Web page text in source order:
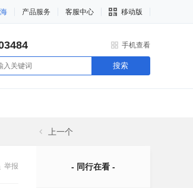
产品服务 客服中心 移动版
手机查看
搜索
上一个
举报 - 同行在看 -